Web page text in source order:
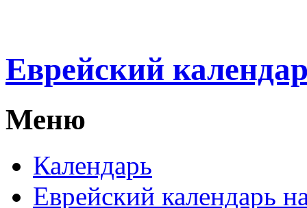
Еврейский
Меню
Календарь
Еврейский календарь